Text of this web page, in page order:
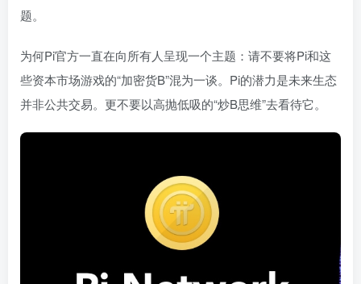
题。
为何Pi官方一直在向所有人呈现一个主题：请不要将Pi和这
些资本市场游戏的“加密货B”混为一谈。Pi的潜力是未来生态
并非公共交易。更不要以高抛低吸的“炒B思维”去看待它。